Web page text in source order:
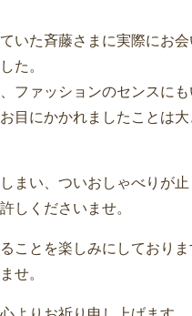
いた斉藤さまに実際にお
た。
ファッションのセンスに
目にかかれましたことは
まい、ついおしゃべりが
しくださいませ。
ことを楽しみにしており
せ。